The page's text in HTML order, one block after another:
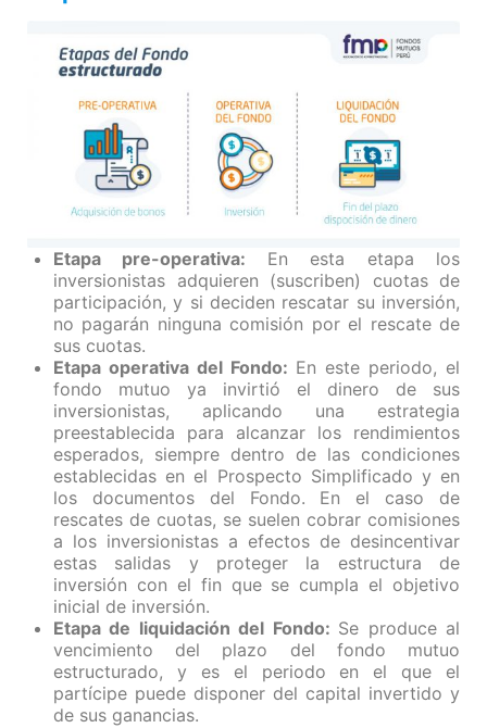
Etapa pre-operativa: En esta etapa los
inversionistas adquieren (suscriben) cuotas de
participación, y si deciden rescatar su inversión,
no pagarán ninguna comisión por el rescate de
sus cuotas.
Etapa operativa del Fondo: En este periodo, el
fondo mutuo ya invirtió el dinero de sus
inversionistas, aplicando una estrategia
preestablecida para alcanzar los rendimientos
esperados, siempre dentro de las condiciones
establecidas en el Prospecto Simplificado y en
los documentos del Fondo. En el caso de
rescates de cuotas, se suelen cobrar comisiones
a los inversionistas a efectos de desincentivar
estas salidas y proteger la estructura de
inversión con el fin que se cumpla el objetivo
inicial de inversión.
Etapa de liquidación del Fondo: Se produce al
vencimiento del plazo del fondo mutuo
estructurado, y es el periodo en el que el
partícipe puede disponer del capital invertido y
de sus ganancias.